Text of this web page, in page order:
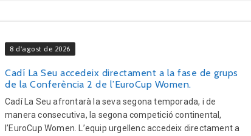
8 d'agost de 2026
Cadí La Seu accedeix directament a la fase de grups
de la Conferència 2 de l’EuroCup Women.
Cadí La Seu afrontarà la seva segona temporada, i de
manera consecutiva, la segona competició continental,
l’EuroCup Women. L’equip urgellenc accedeix directament a